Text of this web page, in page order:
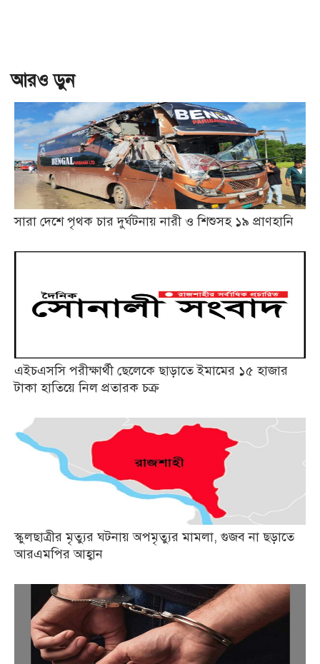
আরও ড়ুন
সারা দেশে পৃথক চার দুর্ঘটনায় নারী ও শিশুসহ ১৯ প্রাণহানি
এইচএসসি পরীক্ষার্থী ছেলেকে ছাড়াতে ইমামের ১৫ হাজার
টাকা হাতিয়ে নিল প্রতারক চক্র
স্কুলছাত্রীর মৃত্যুর ঘটনায় অপমৃত্যুর মামলা, গুজব না ছড়াতে
আরএমপির আহ্বান